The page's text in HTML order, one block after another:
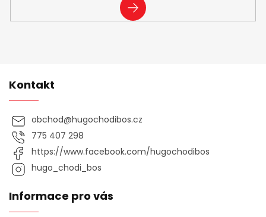
PŘIHLÁSIT
SE
Kontakt
obchod@hugochodibos.cz
775 407 298
https://www.facebook.com/hugochodibos
hugo_chodi_bos
Informace pro vás